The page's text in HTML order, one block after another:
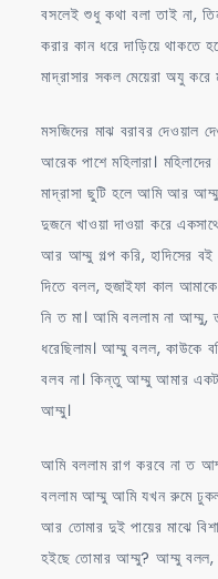
বসলেই শুধু কথা বলা তাই না,
করার কান ধরে দাড়িয়ে থাকতে
মাদ্রাসার সকল মেয়েরা অযু করে
মসজিদের মাঝ বরাবর দেওয়াল
আরেক পাশে মহিলারা।
মাদ্রাসা ছুটি হলে আমি আর
দুজনে খাওয়া দাওয়া করে
আর আম্মু গল্প করি, হাদিসের
দিতে বলল, হুজাইফা কাল
নি ত মা। আমি বললাম না আম্মু,
ধরেছিলাম। আম্মু বলল, কাউকে
বলব না। কিন্তু আম্মু আমার
আম্মু।
আমি বললাম রাগ করবে না ত
বললাম আম্মু আমি যখন রুমে
আর তোমার দুই পায়ের মাঝে
হইছে তোমার আম্মু? আম্মু বলল,